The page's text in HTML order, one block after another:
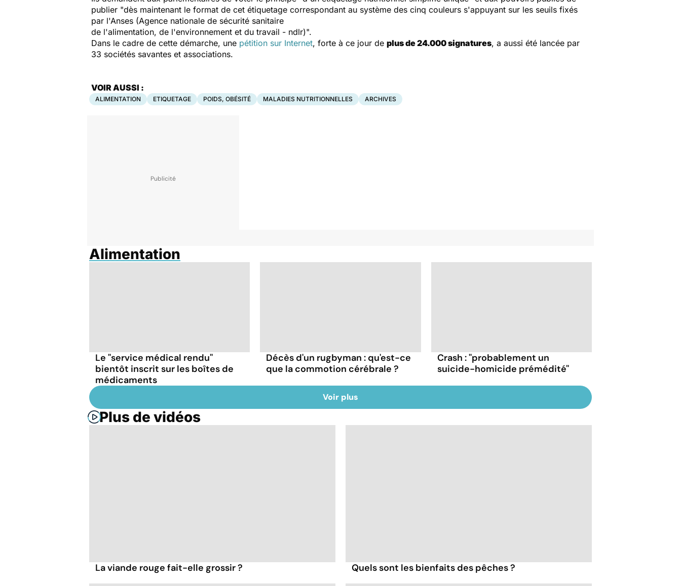
publier "dès maintenant le format de cet étiquetage correspondant au système des cinq couleurs s'appuyant sur les seuils fixés
par l'Anses (Agence nationale de sécurité sanitaire
de l'alimentation, de l'environnement et du travail - ndlr)".
Dans le cadre de cette démarche, une pétition sur Internet, forte à ce jour de plus de 24.000 signatures, a aussi été lancée par
33 sociétés savantes et associations.
VOIR AUSSI :
ALIMENTATION ETIQUETAGE POIDS, OBÉSITÉ MALADIES NUTRITIONNELLES ARCHIVES
Alimentation
Le ''service médical rendu''
bientôt inscrit sur les boîtes de
médicaments
Décès d'un rugbyman : qu'est-ce
que la commotion cérébrale ?
Crash : ''probablement un
suicide-homicide prémédité''
Voir plus
Plus de vidéos
La viande rouge fait-elle grossir ? Quels sont les bienfaits des pêches ?